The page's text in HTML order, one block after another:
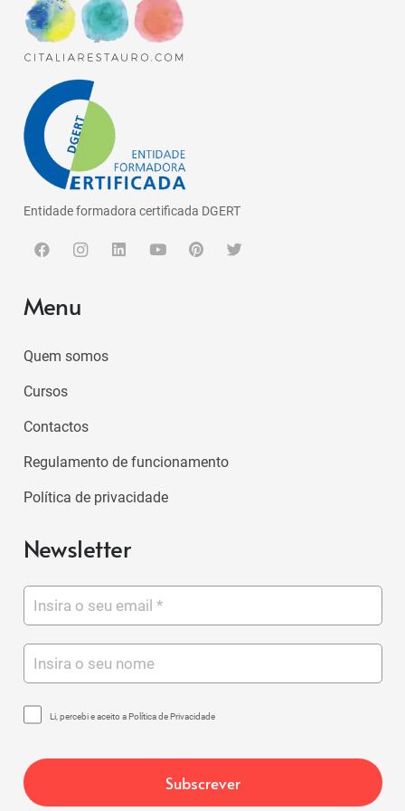
Entidade formadora certificada DGERT
Menu
Quem somos
Cursos
Contactos
Regulamento de funcionamento
Política de privacidade
Newsletter
Li, percebi e aceito a Política de Privacidade